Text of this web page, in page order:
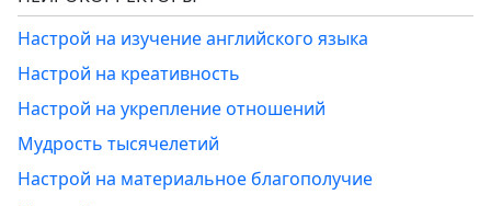
Настрой на изучение английского языка
Настрой на креативность
Настрой на укрепление отношений
Мудрость тысячелетий
Настрой на материальное благополучие